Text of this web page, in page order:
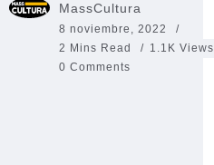
MassCultura
8 noviembre, 2022
2 Mins Read
1.1K Views
0 Comments